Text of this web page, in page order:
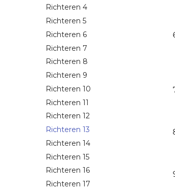
Richteren 4
Richteren 5
Richteren 6
Richteren 7
Richteren 8
Richteren 9
Richteren 10
Richteren 11
Richteren 12
Richteren 13
Richteren 14
Richteren 15
Richteren 16
Richteren 17